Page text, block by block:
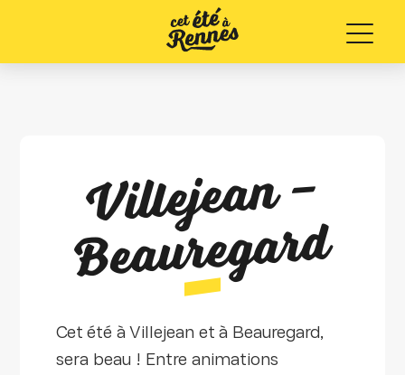
Menu
Villeje
a
n
–
Be
a
ureg
ar
d
Cet été à Villejean et à Beauregard,
sera beau ! Entre animations